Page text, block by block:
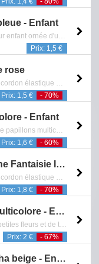
- Enfant
Une pince à cheveux noire pour enfant ornée d'une fleur bleue - Sans Nickel - Reference: 0902.137.0308
Prix: 1,5 €
rose
Bracelet souple composé d'un cordon élastique et d'un pendentif représentant le symbole de la paix avec finition argentée - Sans Nickel - Reference: 0601.077.0609
Prix: 1,5 €
- 70%
- Enfant
Collier composé de perles et de papillons multicolores - Sans Nickel - Reference: 0201.837.0810
Prix: 1,6 €
- 60%
Bracelet souple Cyllene Fantaisie II rose
Bracelet souple composé d'un cordon élastique et d'un pendentif représentant la tour Eiffel avec finition dorée - Sans Nickel - Reference: 0601.271.0510
Prix: 1,8 €
- 70%
Collier Galapagos II multicolore - Enfant
Collier élastique composé de petites fleurs et de tortues multicolores - Age conseillé 5 à 8 ans - Sans Nickel - Reference: 0201.280.0907
Prix: 2 €
- 67%
Pince cheveux Josepha beige - Enfant